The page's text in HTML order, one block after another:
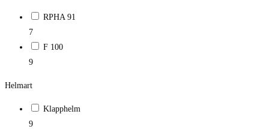
RPHA 91
7
F 100
9
Helmart
Klapphelm
9